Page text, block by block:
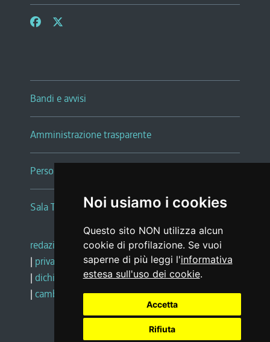
Noi usiamo i cookies
Questo sito NON utilizza alcun
cookie di profilazione. Se vuoi
saperne di più leggi l'informativa
estesa sull'uso dei cookie.
Accetta
Rifiuta
Bandi e avvisi
Amministrazione trasparente
Persone e Uffici
Sala Tiziano Tessitori
redazione web |note legali |glossario
| privacy
social media policy
| dichiarazione di accessibilità |feedback
| cambio preferenze cookie
Realizzato da